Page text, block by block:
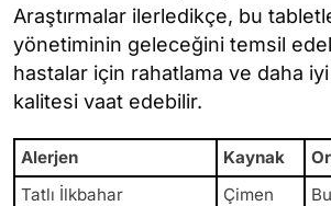
Araştırmalar ilerledikçe, bu
yönetiminin geleceğini temsil
hastalar için rahatlama ve daha
kalitesi vaat edebilir.
Alerjen Kaynak
Tatlı İlkbahar
Çimen